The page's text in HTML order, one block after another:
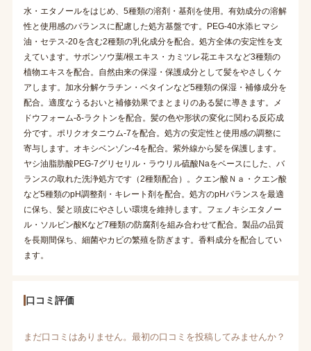
水・エタノールをはじめ、5種類の溶剤・基剤を使用。有効成分の溶解
性と使用感のバランスに配慮した処方基盤です。PEG-40水添ヒマシ
油・セテス-20を含む2種類の乳化成分を配合。処方全体の安定性を支
えています。サボンソウ葉/根エキス・カミツレ花エキスなど3種類の
植物エキスを配合。自然由来の保湿・保護成分として髪をやさしくケ
アします。加水分解ケラチン・ベタインなど5種類の保湿・補修成分を
配合。適度なうるおいと補修効果でまとまりのある髪に導きます。メ
ドウフォーム-δ-ラクトンを配合。髪の色や形状の変化に関わる反応成
分です。ポリクオタニウム-7を配合。処方の安定性と使用感の調整に
寄与します。オキシベンゾン-4を配合。紫外線から髪を保護します。
ヤシ油脂肪酸PEG-7グリセリル・ラウリル硫酸Naをベースにした、バ
ランスの取れた洗浄処方です（2種類配合）。クエン酸Ｎａ・クエン酸
など5種類のpH調整剤・キレート剤を配合。処方のpHバランスを最適
に保ち、髪と頭皮にやさしい環境を維持します。フェノキシエタノー
ル・ソルビン酸Kなど7種類の防腐剤を組み合わせて配合。製品の品質
を長期間保ち、細菌やカビの繁殖を防ぎます。香料成分を配合してい
ます。
口コミ評価
まだ口コミはありません。最初の口コミを投稿してみませんか？